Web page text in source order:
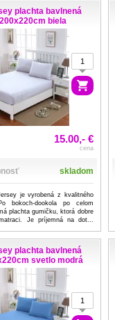
plachta bavlnená
200x220cm biela
15.00,- €
cena
skladom
je vyrobená z kvalitného
bokoch-dookola po celom
plachta gumičku, ktorá dobre
Je príjemná na dot...
plachta bavlnená
svetlo modrá